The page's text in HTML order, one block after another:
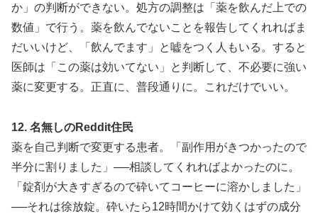
か」の判断ができない。処方の調整は「薬を飲んだ上での
数値」で行う。薬を飲んでないことを報告してくれればま
だいいけど、「飲んでます」と嘘をつく人もいる。すると
医師は「この薬は効いてない」と判断して、不必要に強い
薬に変更する。正直に、普段通りに。これだけでいい。
12. 名無しのReddit住民
薬を自己判断で変更する患者。「副作用がきつかったので
半分に割りました」──相談してくれればよかったのに。
「錠剤が大きすぎるので砕いてコーヒーに溶かしました」
──それは徐放錠。砕いたら12時間かけて効くはずの成分